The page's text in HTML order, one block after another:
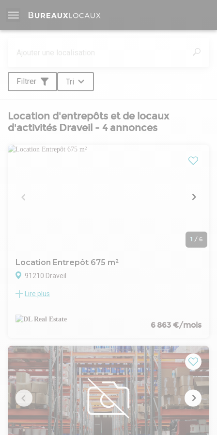
Filtrer Tri
Location d'entrepôts et de locaux
d'activités Draveil - 4 annonces
1 / 6
Location Entrepôt 675 m²
91210 Draveil
DL Real Estate vous propose à la location un bâtiment
(91210), au coeur d'un environnement dédié aux activités
économiques.
manoeuvres, le stationnement ou le stockage extérieur.
La répartition des surfaces est la suivante :
500 m² d'entrepôt / atelier, fonctionnel et lumineux,
175 m² de bureaux, entièrement en rez-de-chaussée,
facilitant l'exploitation quotidienne et l'accessibilité.
L'ensemble bénéficie d'une hauteur sous plafond de 6
mètres, d'une porte sectionnelle, et d'une résistance au sol
de 3 T/m², répondant aux standards des activités
artisanales, industrielles légères ou de négoce.
Lire plus
6 863 €/mois